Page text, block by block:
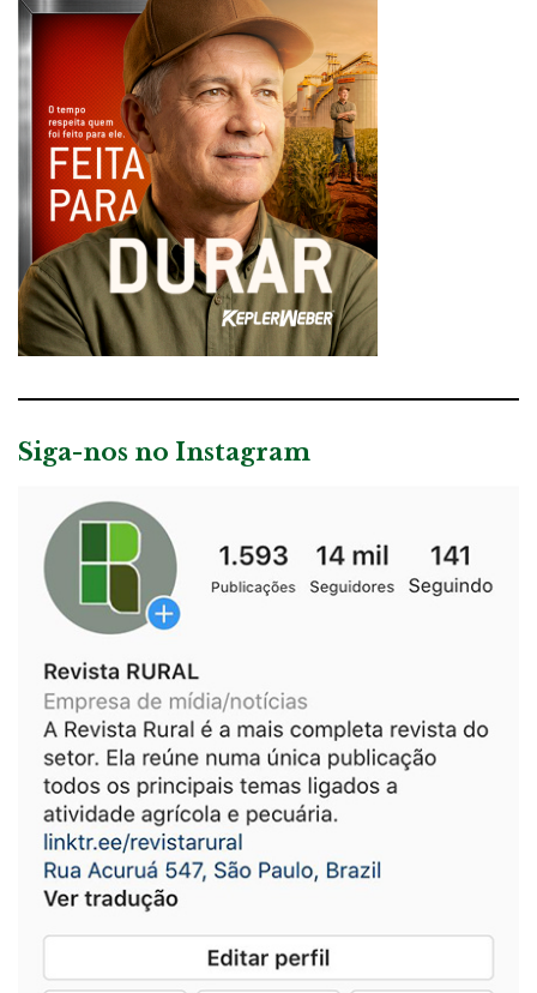
Siga-nos no Instagram